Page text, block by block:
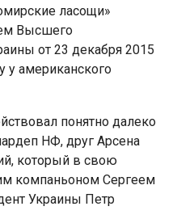
ласощи»
Высшего
от 23 декабря 2015
у американского
понятно далеко
НФ, друг Арсена
который в свою
компаньоном Сергеем
Украины Петр